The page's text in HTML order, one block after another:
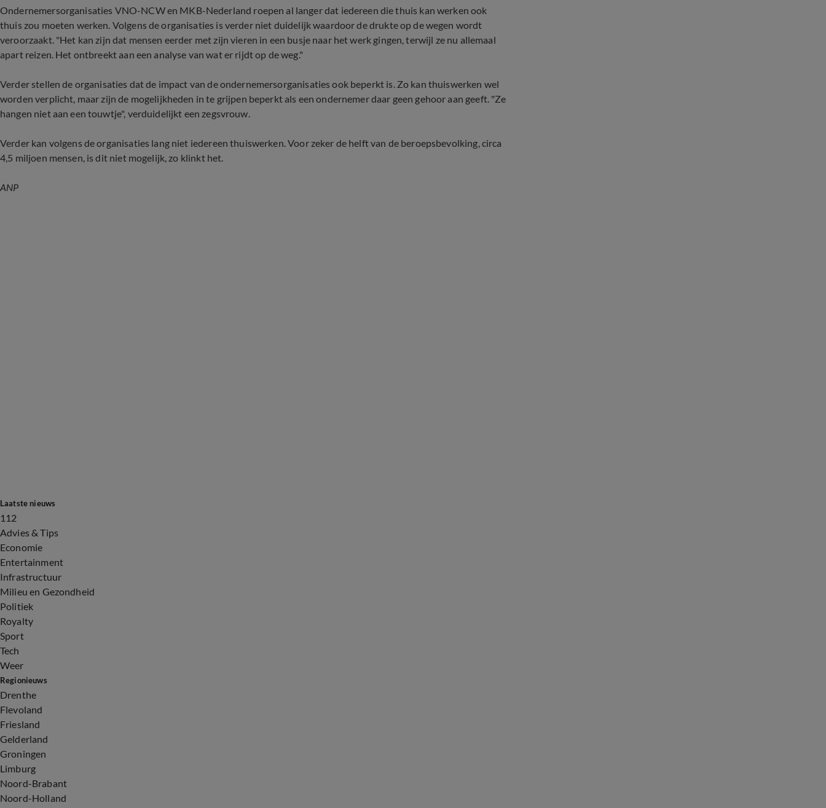
Ondernemersorganisaties VNO-NCW en MKB-Nederland roepen al langer dat iedereen die thuis kan werken ook
thuis zou moeten werken. Volgens de organisaties is verder niet duidelijk waardoor de drukte op de wegen wordt
veroorzaakt. "Het kan zijn dat mensen eerder met zijn vieren in een busje naar het werk gingen, terwijl ze nu allemaal
apart reizen. Het ontbreekt aan een analyse van wat er rijdt op de weg."
Verder stellen de organisaties dat de impact van de ondernemersorganisaties ook beperkt is. Zo kan thuiswerken wel
worden verplicht, maar zijn de mogelijkheden in te grijpen beperkt als een ondernemer daar geen gehoor aan geeft. "Ze
hangen niet aan een touwtje", verduidelijkt een zegsvrouw.
Verder kan volgens de organisaties lang niet iedereen thuiswerken. Voor zeker de helft van de beroepsbevolking, circa
4,5 miljoen mensen, is dit niet mogelijk, zo klinkt het.
ANP
Laatste nieuws
112
Advies & Tips
Economie
Entertainment
Infrastructuur
Milieu en Gezondheid
Politiek
Royalty
Sport
Tech
Weer
Regionieuws
Drenthe
Flevoland
Friesland
Gelderland
Groningen
Limburg
Noord-Brabant
Noord-Holland